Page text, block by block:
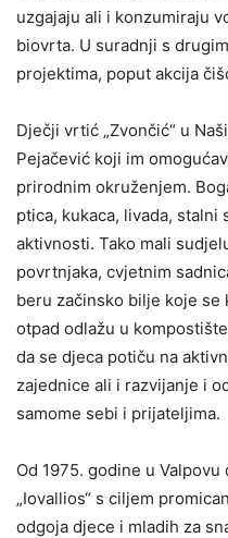
uzgajaju ali i konzumiraju
biovrta. U suradnji s
projektima, poput akcija
Dječji vrtić „Zvončić“ u
Pejačević koji im
prirodnim okruženjem.
ptica, kukaca, livada,
aktivnosti. Tako mali
povrtnjaka, cvjetnim
beru začinsko bilje koje
otpad odlažu u
da se djeca potiču na
zajednice ali i razvijanje i
samome sebi i prijateljima.
Od 1975. godine u
„Iovallios“ s ciljem
odgoja djece i mladih za